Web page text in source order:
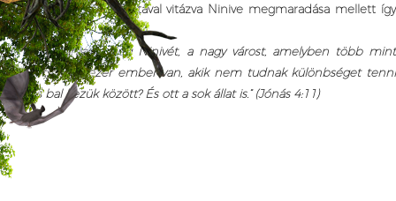
sem. Az Úr Jónás prófétával vitázva Ninive megmaradása mellett így
érvel:
„Én ne szánjam meg Ninivét, a nagy várost, amelyben több mint
tizenkétszer tízezer ember van, akik nem tudnak különbséget tenni
jobb és bal kezük között? És ott a sok állat is.” (Jónás 4:11)